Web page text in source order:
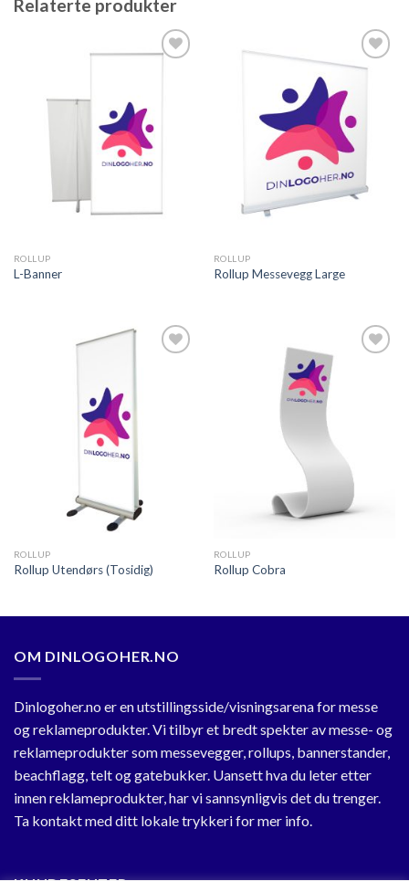
Relaterte produkter
ønskeliste
ROLLUP
L-Banner
Legg til
ønskeliste
ROLLUP
Rollup Messevegg Large
ROLLUP
Rollup Utendørs (Tosidig)
ROLLUP
Rollup Cobra
OM DINLOGOHER.NO
Dinlogoher.no er en utstillingsside/visningsarena for messe
og reklameprodukter. Vi tilbyr et bredt spekter av messe- og
reklameprodukter som messevegger, rollups, bannerstander,
beachflagg, telt og gatebukker. Uansett hva du leter etter
innen reklameprodukter, har vi sannsynligvis det du trenger.
Ta kontakt med ditt lokale trykkeri for mer info.